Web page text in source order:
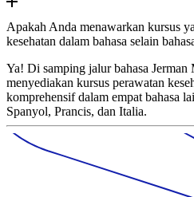
Apakah Anda menawarkan kursus
kesehatan dalam bahasa selain
Ya! Di samping jalur bahasa Jerman
menyediakan kursus perawatan
komprehensif dalam empat bahasa
Spanyol, Prancis, dan Italia.